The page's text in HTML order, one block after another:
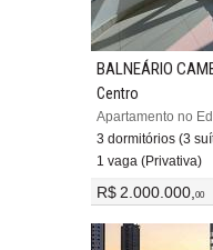
BALNEÁRIO
Centro
Apartamento no
3 dormitórios (3
1 vaga (Privativa)
R$ 2.000.000,00